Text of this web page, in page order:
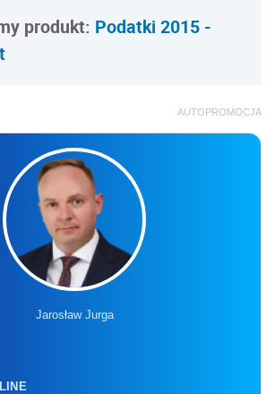
produkt: Podatki 2015 -
AUTOPROMOCJA
Jarosław Jurga